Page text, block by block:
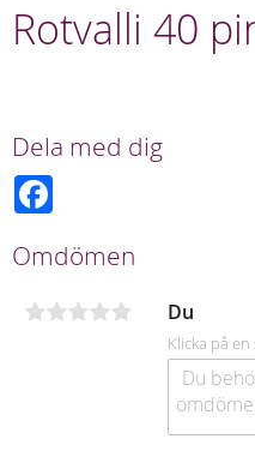
Rotvalli 40
Dela med dig
b
o
k
Omdömen
Du
Klicka på